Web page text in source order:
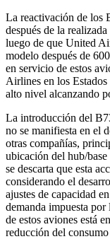
La reactivación de los
después de la
luego de que United
modelo después de
en servicio de estos
Airlines en los
alto nivel alcanzando
La introducción del
no se manifiesta en el
otras compañías,
ubicación del hub/
se descarta que esta
considerando el
ajustes de capacidad
demanda impuesta
de estos aviones está
reducción del